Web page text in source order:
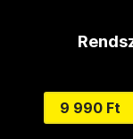
9 990 Ft